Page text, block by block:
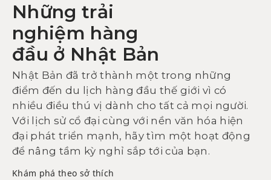
Những trải
nghiệm hàng
đầu ở Nhật Bản
Nhật Bản đã trở thành một trong những
điểm đến du lịch hàng đầu thế giới vì có
nhiều điều thú vị dành cho tất cả mọi người.
Với lịch sử cổ đại cùng với nền văn hóa hiện
đại phát triển mạnh, hãy tìm một hoạt động
để nâng tầm kỳ nghỉ sắp tới của bạn.
Khám phá theo sở thích